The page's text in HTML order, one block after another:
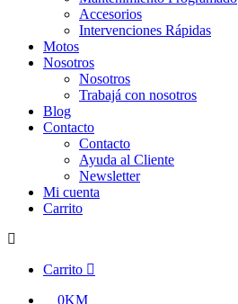
Accesorios
Intervenciones Rápidas
Motos
Nosotros
Nosotros
Trabajá con nosotros
Blog
Contacto
Contacto
Ayuda al Cliente
Newsletter
Mi cuenta
Carrito
Carrito
0KM